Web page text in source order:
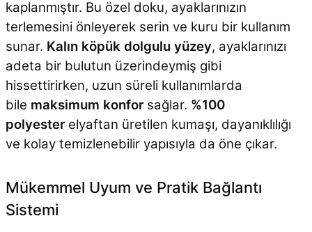
kaplanmıştır. Bu özel doku, ayaklarınızın
terlemesini önleyerek serin ve kuru bir kullanım
sunar. Kalın köpük dolgulu yüzey, ayaklarınızı
adeta bir bulutun üzerindeymiş gibi
hissettirirken, uzun süreli kullanımlarda
bile maksimum konforsağlar. %100
polyesterelyaftan üretilen kumaşı, dayanıklılığı
ve kolay temizlenebilir yapısıyla da öne çıkar.
Mükemmel Uyum ve Pratik Bağlantı
Sistemi